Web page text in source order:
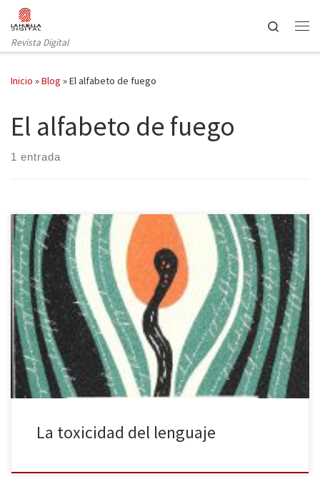
Saltar al contenido
Revista Digital
Search
Inicio »Blog »El alfabeto de fuego
El alfabeto de fuego
1 entrada
El alfabeto de fuego posee uno de los comienzos más efectivos e
intrigantes que he leído en los últimos tiempos, y esto es debido
únicamente a una premisa inicial: ¿Qué ocurriría si el lenguaje se
volviera tóxico? Los que nos hemos dedicado a la lengua durante
años y aún lo […]
La toxicidad del lenguaje